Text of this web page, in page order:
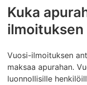
Kuka
ilmoituksen
Vuosi-ilmoituksen
maksaa apurahan.
luonnollisille